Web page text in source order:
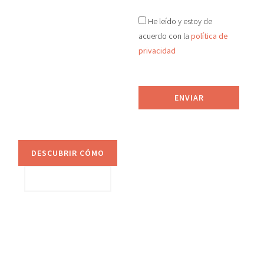
DESCUBRIR CÓMO
He leído y estoy de
acuerdo con lapolítica de
privacidad
ENVIAR